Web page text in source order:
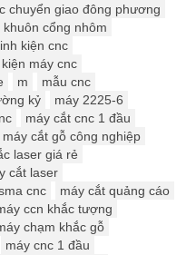
chuyển giao đông phương
khuôn cổng nhôm
kiện cnc
máy cnc
m
mẫu cnc
kỷ
máy 2225-6
máy cắt cnc 1 đầu
máy cắt gỗ công nghiệp
laser giá rẻ
cắt laser
cnc
máy cắt quảng cáo
ccn khắc tượng
chạm khắc gỗ
máy cnc 1 đầu